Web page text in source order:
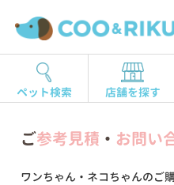
ペット検索 店舗を探す
ご参考見積 ・ お問い
ワンちゃん・ネコちゃんのご